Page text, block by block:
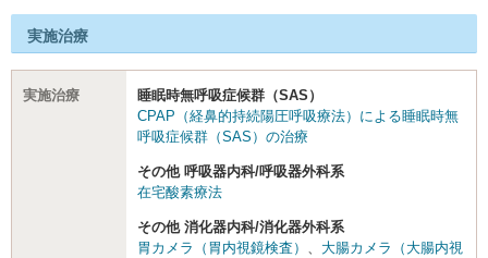
実施治療
実施治療
睡眠時無呼吸症候群（SAS）
CPAP（経鼻的持続陽圧呼吸療法）による睡眠時無
呼吸症候群（SAS）の治療
その他 呼吸器内科/呼吸器外科系
在宅酸素療法
その他 消化器内科/消化器外科系
胃カメラ（胃内視鏡検査）
大腸カメラ（大腸内視